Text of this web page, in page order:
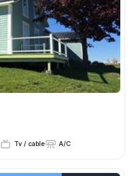
Tv / cable A/C